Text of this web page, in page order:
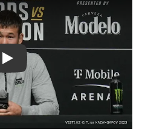
Смотреть видео YouTube